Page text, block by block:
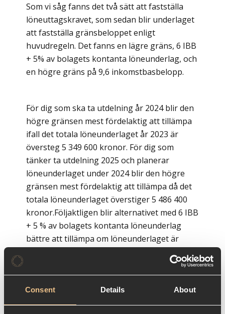
Consent Details About
Som vi såg fanns det två sätt att fastställa
löneuttagskravet, som sedan blir underlaget
att fastställa gränsbeloppet enligt
huvudregeln. Det fanns en lägre gräns, 6 IBB
+ 5% av bolagets kontanta löneunderlag, och
en högre gräns på 9,6 inkomstbasbelopp.
För dig som ska ta utdelning år 2024 blir den
högre gränsen mest fördelaktig att tillämpa
ifall det totala löneunderlaget år 2023 är
översteg 5 349 600 kronor. För dig som
tänker ta utdelning 2025 och planerar
löneunderlaget under 2024 blir den högre
gränsen mest fördelaktig att tillämpa då det
totala löneunderlaget överstiger 5 486 400
kronor.Följaktligen blir alternativet med 6 IBB
+ 5 % av bolagets kontanta löneunderlag
bättre att tillämpa om löneunderlaget är
Räkneexempel